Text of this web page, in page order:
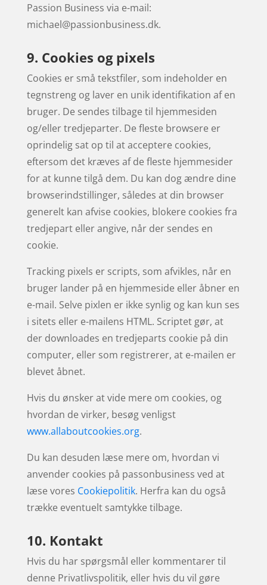
Passion Business via e-mail:
michael@passionbusiness.dk.
9. Cookies og pixels
Cookies er små tekstfiler, som indeholder en
tegnstreng og laver en unik identifikation af en
bruger. De sendes tilbage til hjemmesiden
og/eller tredjeparter. De fleste browsere er
oprindelig sat op til at acceptere cookies,
eftersom det kræves af de fleste hjemmesider
for at kunne tilgå dem. Du kan dog ændre dine
browserindstillinger, således at din browser
generelt kan afvise cookies, blokere cookies fra
tredjepart eller angive, når der sendes en
cookie.
Tracking pixels er scripts, som afvikles, når en
bruger lander på en hjemmeside eller åbner en
e-mail. Selve pixlen er ikke synlig og kan kun ses
i sitets eller e-mailens HTML. Scriptet gør, at
der downloades en tredjeparts cookie på din
computer, eller som registrerer, at e-mailen er
blevet åbnet.
Hvis du ønsker at vide mere om cookies, og
hvordan de virker, besøg venligst
www.allaboutcookies.org.
Du kan desuden læse mere om, hvordan vi
anvender cookies på passonbusiness ved at
læse vores Cookiepolitik. Herfra kan du også
trække eventuelt samtykke tilbage.
10. Kontakt
Hvis du har spørgsmål eller kommentarer til
denne Privatlivspolitik, eller hvis du vil gøre